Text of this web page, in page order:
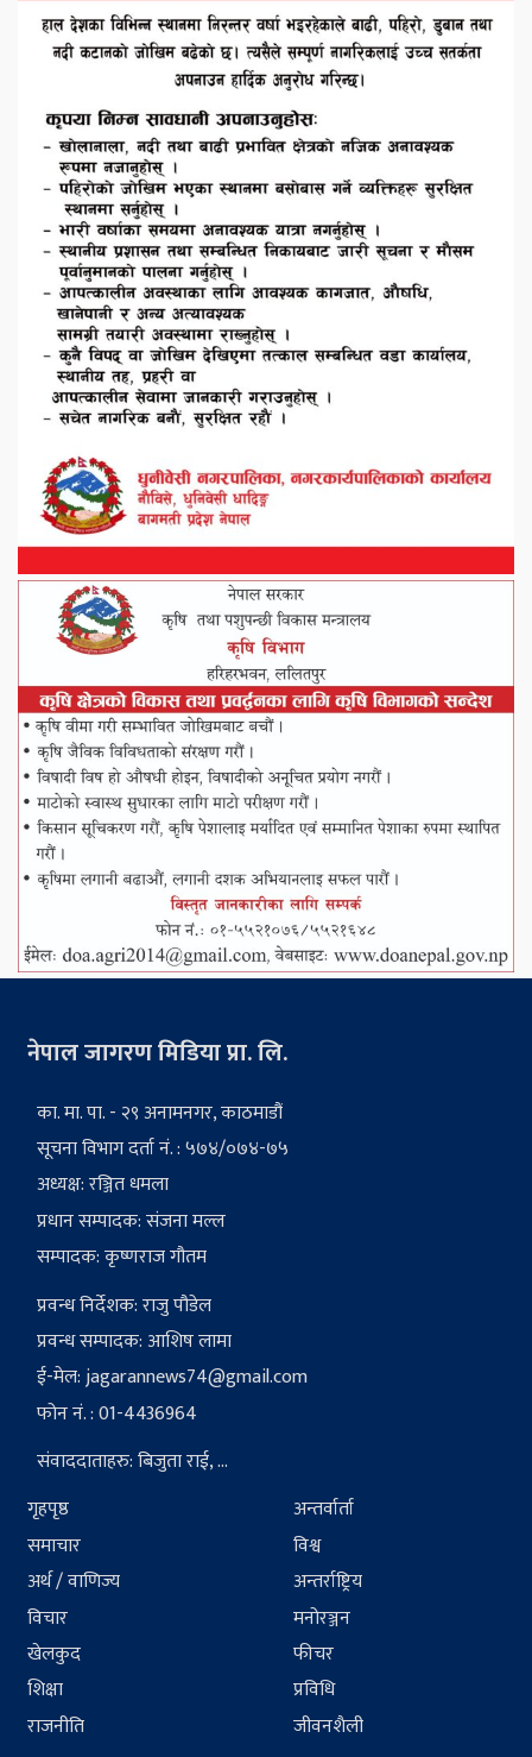
नेपाल जागरण मिडिया प्रा. लि.
का. मा. पा. - २९ अनामनगर, काठमाडौं
सूचना विभाग दर्ता नं. : ५७४/०७४-७५
अध्यक्ष: रञ्जित धमला
प्रधान सम्पादक: संजना मल्ल
सम्पादक: कृष्णराज गौतम
प्रवन्ध निर्देशक: राजु पौडेल
प्रवन्ध सम्पादक: आशिष लामा
ई-मेल:jagarannews74@gmail.com
फोन नं. : 01-4436964
संवाददाताहरु: बिजुता राई, ...
गृहपृष्ठ
समाचार
अर्थ / वाणिज्य
विचार
खेलकुद
शिक्षा
राजनीति
अन्तर्वार्ता
विश्व
अन्तर्राष्ट्रिय
मनोरञ्जन
फीचर
प्रविधि
जीवनशैली